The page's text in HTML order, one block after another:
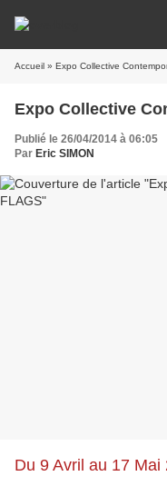
Accueil » Expo Collective
Expo Collective
Publié le 26/04/2014 à 06:05
Par Eric SIMON
Du 9 Avril au 17 Mai